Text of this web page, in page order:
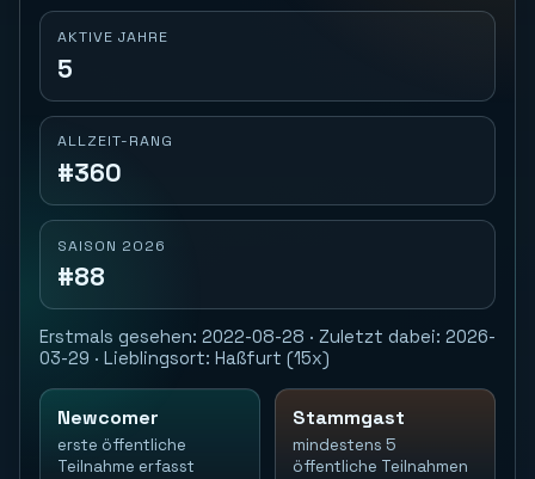
AKTIVE JAHRE
5
ALLZEIT-RANG
#360
SAISON 2026
#88
Erstmals gesehen: 2022-08-28 · Zuletzt dabei: 2026-
03-29 · Lieblingsort: Haßfurt (15x)
Newcomer
erste öffentliche
Teilnahme erfasst
Stammgast
mindestens 5
öffentliche Teilnahmen